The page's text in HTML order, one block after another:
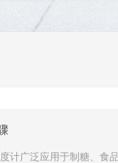
计广泛应用于制糖、食